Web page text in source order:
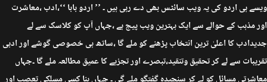
ویسے ہی اردو کی یہ ویب سائٹس بھی دے رہی ہیں ۔ ’’ اردو بابا ‘‘،ادب ،معاشرت
اور مذہب کے حوالے سے ایک بہترین ویب پیج ہے ،جہاں آپ کو کلاسک سے لے
جدیدادب کا اعلیٰ ترین انتخاب پڑھنے کو ملے گا ،ساتھ ہی خصوصی گوشے اور ادبی
تقریبات سے لے کر تحقیق وتنقید،تبصرے اور تجزیے کا عمیق مطالعہ ملے گا ۔جہاں